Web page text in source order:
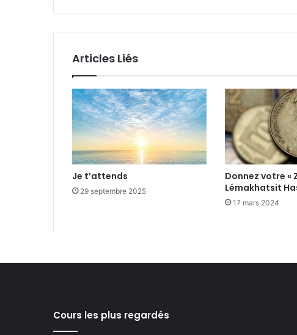
Articles Liés
Je t’attends
29 septembre 2025
Donnez votre «
Lémakhatsit
17 mars 2024
Cours les plus regardés